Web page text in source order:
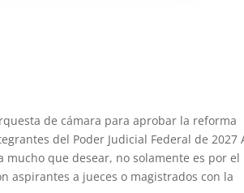
de cámara para aprobar la reforma
del Poder Judicial Federal de 2027
mucho que desear, no solamente es por el
aspirantes a jueces o magistrados con la